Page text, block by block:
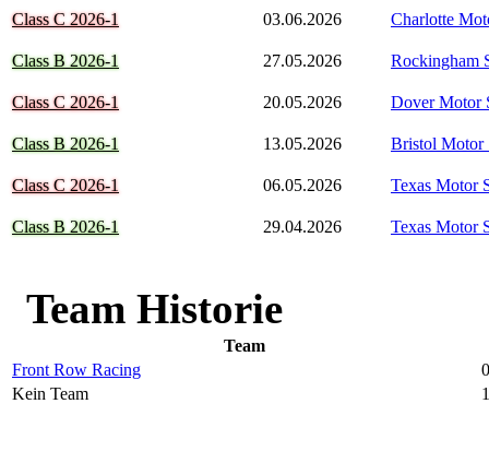
Class C 2026-1 03.06.2026 Charlotte
Class B 2026-1 27.05.2026 Rockingham
Class C 2026-1 20.05.2026 Dover Motor
Class B 2026-1 13.05.2026 Bristol Motor
Class C 2026-1 06.05.2026 Texas Motor
Class B 2026-1 29.04.2026 Texas Motor
Team Historie
Team
Front Row Racing
Kein Team